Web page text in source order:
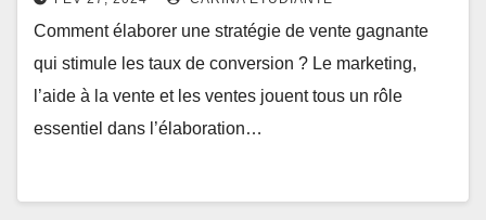
Comment élaborer une stratégie de vente gagnante
qui stimule les taux de conversion ? Le marketing,
l’aide à la vente et les ventes jouent tous un rôle
essentiel dans l’élaboration…